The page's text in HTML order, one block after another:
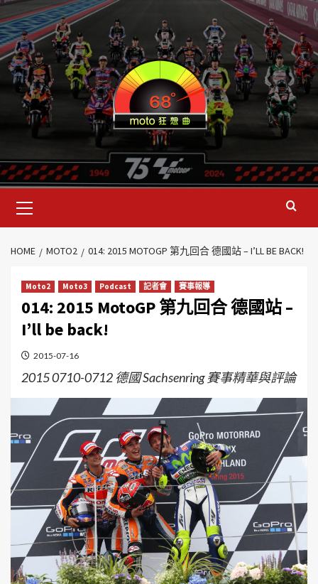
HOME MOTO2 014: 2015 MOTOGP 第九回合 德國站 – I’LL BE BACK!
Moto2 Moto3 Podcast 記者會 賽事報導
014: 2015 MotoGP 第九回合 德國站 –
I’ll be back!
2015-07-16
2015 0710-0712 德國 Sachsenring 賽事精華與評論